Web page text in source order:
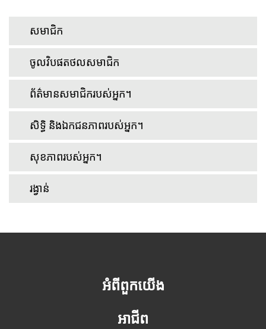
សមាជិក
ចូលវិបផតថលសមាជិក
ព័ត៌មានសមាជិករបស់អ្នក។
សិទ្ធិ និងឯកជនភាពរបស់អ្នក។
សុខភាពរបស់អ្នក។
រង្វាន់
អំពីពួកយើង
អាជីព